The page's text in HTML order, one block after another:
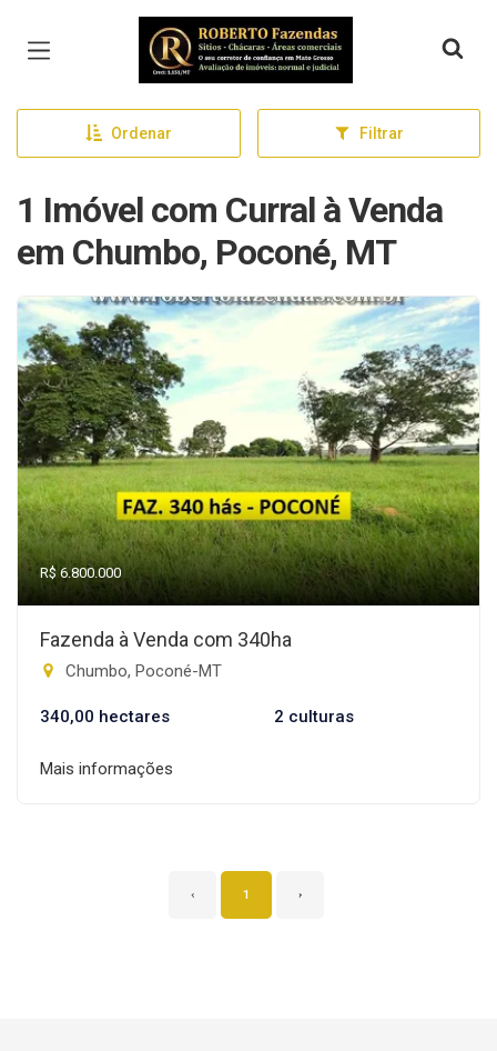
Página inicial
Ordenar Filtrar
1 Imóvel com Curral à Venda
em Chumbo, Poconé, MT
R$ 6.800.000
Fazenda à Venda com 340ha
Chumbo, Poconé-MT
340,00 hectares 2 culturas
Mais informações
‹ 1 ›